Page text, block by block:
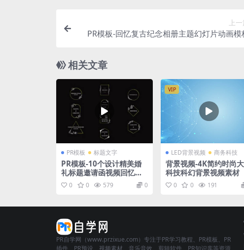
上
PR模板-回忆复古纪念相册主题幻灯片动画模
相关文章
PR模板 标题文字
PR模板-10个设计精美婚
礼标题邀请函视频回忆片
头 0 0 579 0
VIP
LED背景视频 商务科技
背景视频-4K简约时尚
科技科幻背景视频素材
0 0 191
PR自学网（www.przixue.com）专注于PR学习教程、PR模板、PR